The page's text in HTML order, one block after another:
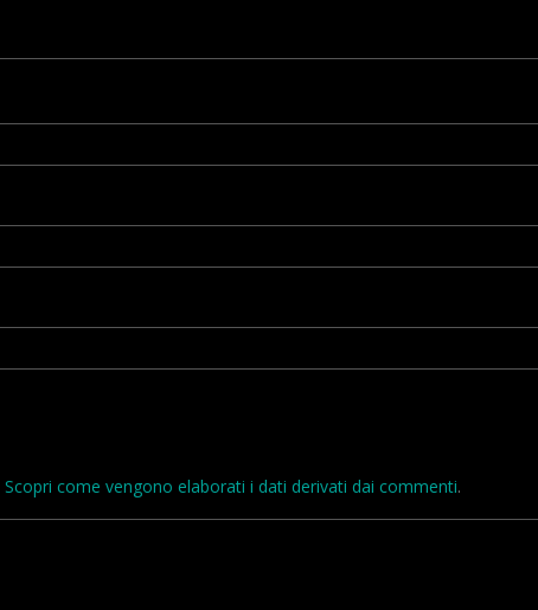
Scopri come vengono elaborati i dati derivati dai commenti.